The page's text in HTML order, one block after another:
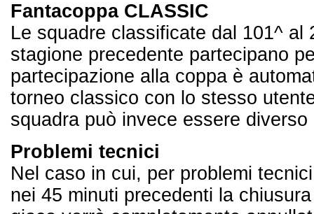
Fantacoppa CLASSIC
Le squadre classificate dal 101^
stagione precedente partecipano
partecipazione alla coppa è
torneo classico con lo stesso
squadra può invece essere diverso
Problemi tecnici
Nel caso in cui, per problemi
nei 45 minuti precedenti la